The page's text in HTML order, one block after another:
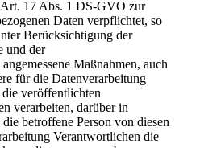
17 Abs. 1 DS-GVO zur
Daten verpflichtet, so
Berücksichtigung der
und der
Maßnahmen, auch
für die Datenverarbeitung
veröffentlichten
verarbeiten, darüber in
betroffene Person von diesen
Verantwortlichen die